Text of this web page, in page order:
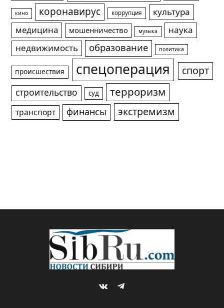
кино коронавирус коррупция
культура
медицина
мошенничество музыка
наука
недвижимость
образование политика
происшествия спецоперация спорт
строительство суд терроризм
транспорт финансы экстремизм
VKontakteTelegram